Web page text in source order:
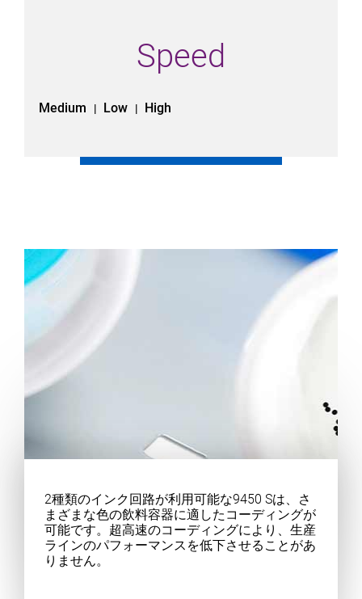
Speed
Medium | Low | High
2種類のインク回路が利用可能な9450 Sは、さ
まざまな色の飲料容器に適したコーディングが
可能です。超高速のコーディングにより、生産
ラインのパフォーマンスを低下させることがあ
りません。